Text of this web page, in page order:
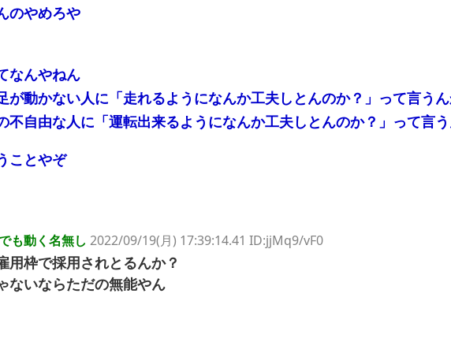
のやめろや
なんやねん
が動かない人に「走れるようになんか工夫しとんのか？」って言う
不自由な人に「運転出来るようになんか工夫しとんのか？」って言
ことやぞ
も動く名無し 2022/09/19(月) 17:39:14.41 ID:jjMq9/vF0
用枠で採用されとるんか？
ないならただの無能やん